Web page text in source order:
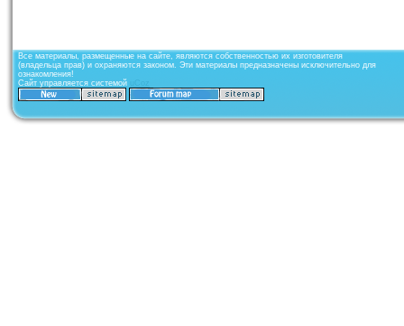
Все материалы, размещенные на сайте, являются собственностью их изготовителя
(владельца прав) и охраняются законом. Эти материалы предназначены исключительно для
ознакомления!
Сайт управляется системой